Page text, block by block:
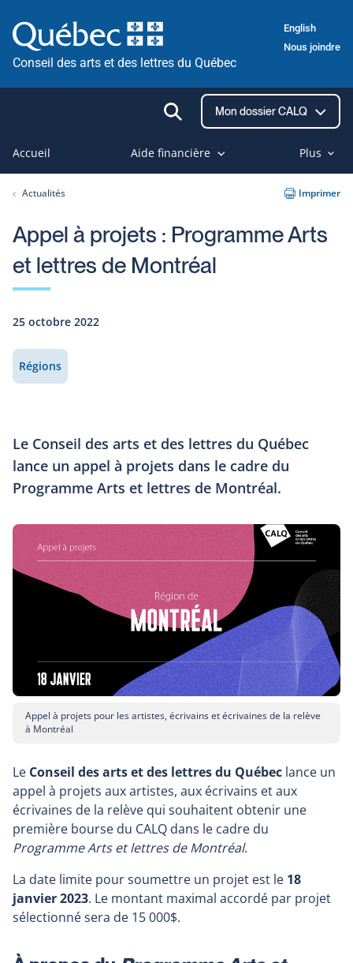
au
contenu
Conseil des arts et des lettres du Québec
English
Nous joindre
Ouvrir
la
recherche
Mon dossier CALQ
Accueil Aide financière Plus
Actualités Imprimer
Appel à projets : Programme Arts
et lettres de Montréal
25 octobre 2022
Régions
Le Conseil des arts et des lettres du Québec
lance un appel à projets dans le cadre du
Programme Arts et lettres de Montréal.
Appel à projets pour les artistes, écrivains et écrivaines de la relève
à Montréal
Le Conseil des arts et des lettres du Québec lance un
appel à projets aux artistes, aux écrivains et aux
écrivaines de la relève qui souhaitent obtenir une
première bourse du CALQ dans le cadre du
Programme Arts et lettres de Montréal.
La date limite pour soumettre un projet est le 18
janvier 2023. Le montant maximal accordé par projet
sélectionné sera de 15 000$.